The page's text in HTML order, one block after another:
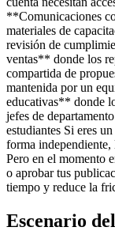
**Comunicaciones
materiales de
revisión de
ventas** donde los
compartida de
mantenida por un
educativas** donde
jefes de
estudiantes Si eres
forma independiente,
Pero en el momento
o aprobar tus
tiempo y reduce la
Escenario